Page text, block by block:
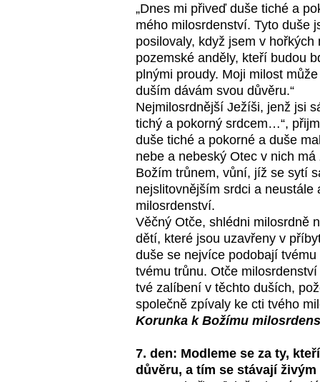
„Dnes mi přiveď duše tiché a
mého milosrdenství. Tyto duše
posilovaly, když jsem v
pozemské anděly, kteří budou
plnými proudy. Moji milost
duším dávám svou důvěru.“
Nejmilosrdnější Ježíši, jenž jsi
tichý a pokorný srdcem…“,
duše tiché a pokorné a duše
nebe a nebeský Otec v nich
Božím trůnem, vůní, jíž se sytí
nejslitovnějším srdci a
milosrdenství.
Věčný Otče, shlédni milosrdně
dětí, které jsou uzavřeny v
duše se nejvíce podobají
tvému trůnu. Otče
tvé zalíbení v těchto duších,
společně zpívaly ke cti tvého
Korunka k Božímu
7. den: Modleme se za ty,
důvěru, a tím se stávají